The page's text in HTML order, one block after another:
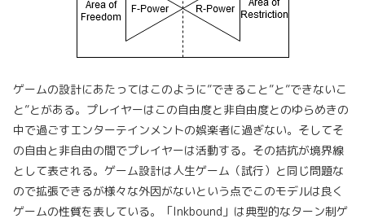
ゲームの設計にあたってはこのように”できること”と”できないこ
と”とがある。プレイヤーはこの自由度と非自由度とのゆらめきの
中で過ごすエンターテインメントの娯楽者に過ぎない。そしてそ
の自由と非自由の間でプレイヤーは活動する。その拮抗が境界線
として表される。ゲーム設計は人生ゲーム（試行）と同じ問題な
ので拡張できるが様々な外因がないという点でこのモデルは良く
ゲームの性質を表している。「Inkbound」は典型的なターン制ゲ